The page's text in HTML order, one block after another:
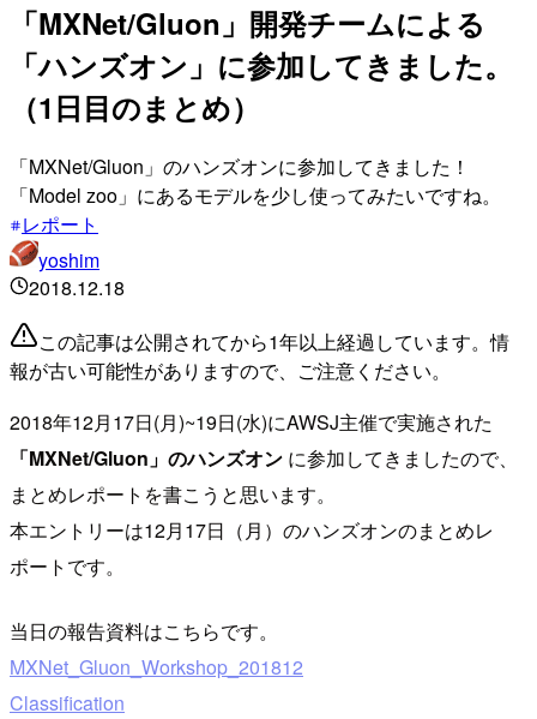
「MXNet/Gluon」開発チームによる
「ハンズオン」に参加してきました。
（1日目のまとめ）
「MXNet/Gluon」のハンズオンに参加してきました！
「Model zoo」にあるモデルを少し使ってみたいですね。
レポート
yoshim
2018.12.18
この記事は公開されてから1年以上経過しています。情
報が古い可能性がありますので、ご注意ください。
2018年12月17日(月)~19日(水)にAWSJ主催で実施された
「MXNet/Gluon」のハンズオン に参加してきましたので、
まとめレポートを書こうと思います。
本エントリーは12月17日（月）のハンズオンのまとめレ
ポートです。
当日の報告資料はこちらです。
MXNet_Gluon_Workshop_201812
Classification